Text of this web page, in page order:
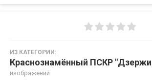
ИЗ КАТЕГОРИИ:
Краснознамённый ПСКР
изображений